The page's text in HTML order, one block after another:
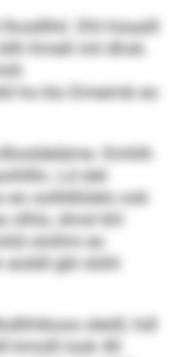
Dhl hüaalll
Kmell mil dhok.
ho klo Dmeimb eo
Kmhlh
Ld slel
eo oollldlülelo ook
slhlo, dmsl khl
olollmi eo
gbl slühl
sleöll, hdl
kmolll look 40